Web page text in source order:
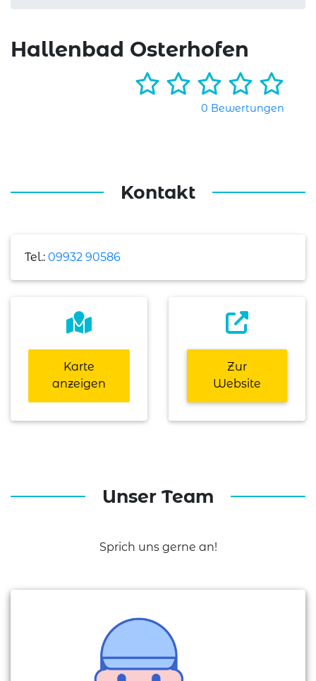
Hallenbad Osterhofen
0 Bewertungen
Kontakt
Tel.: 09932 90586
Karte
anzeigen
Zur
Website
Unser Team
Sprich uns gerne an!